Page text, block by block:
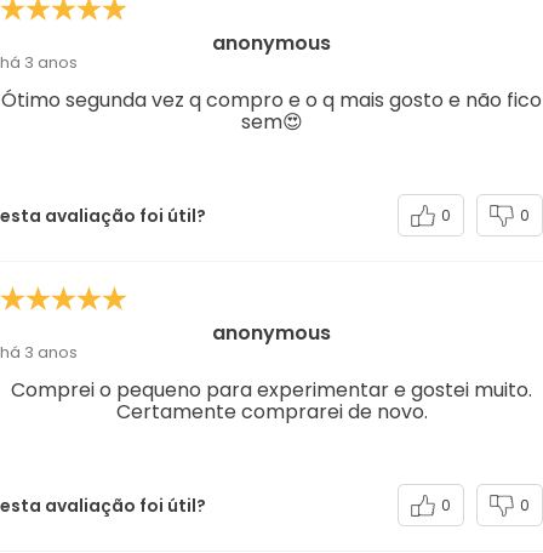
anonymous
há 3 anos
Ótimo segunda vez q compro e o q mais gosto e não fico
sem😍
esta avaliação foi útil? 0 0
anonymous
há 3 anos
Comprei o pequeno para experimentar e gostei muito.
Certamente comprarei de novo.
esta avaliação foi útil? 0 0